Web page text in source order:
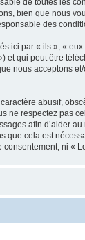
de toutes les
bien que nous
des
ici par « ils », «
et qui peut être
nous acceptons
abusif,
ne respectez pas
afin d’aider
que cela est
ni «